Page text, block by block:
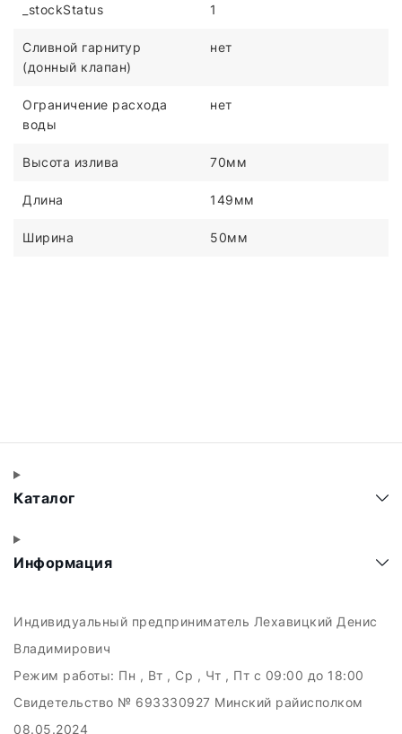
_stockStatus 1
Сливной гарнитур
(донный клапан)
нет
Ограничение расхода
воды
нет
Высота излива 70мм
Длина 149мм
Ширина 50мм
Каталог
Информация
Индивидуальный предприниматель Лехавицкий Денис
Владимирович
Режим работы: Пн , Вт , Ср , Чт , Пт c 09:00 до 18:00
Свидетельство № 693330927 Минский райисполком
08.05.2024